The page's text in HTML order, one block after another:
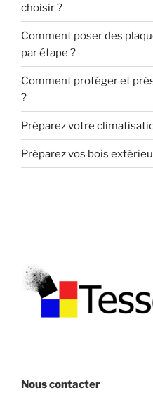
choisir ?
Comment poser des
par étape ?
Comment protéger et
?
Préparez votre
Préparez vos bois
Nous contacter